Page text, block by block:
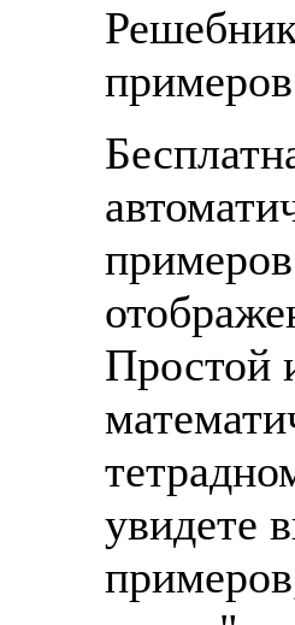
Простой
увидете